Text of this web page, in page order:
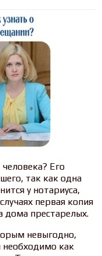
Его
так как одна
у нотариуса,
первая копия
дома престарелых.
невыгодно,
как